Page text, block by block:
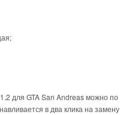
для GTA San Andreas можно по
в два клика на замену